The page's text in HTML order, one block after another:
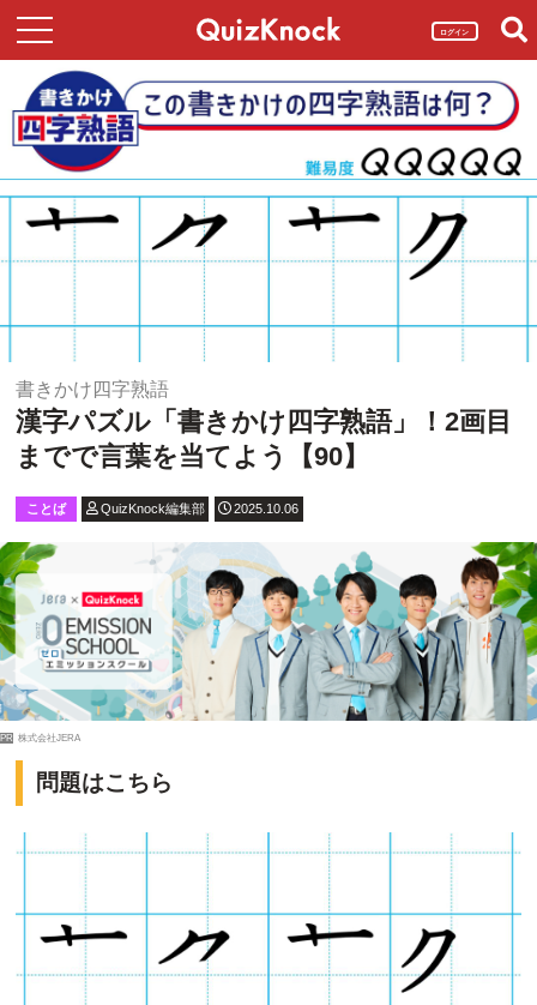
ログイン
書きかけ四字熟語
漢字パズル「書きかけ四字熟語」！2画目
までで言葉を当てよう【90】
ことば QuizKnock編集部 2025.10.06
PR 株式会社JERA
問題はこちら